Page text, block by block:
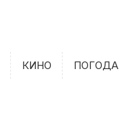
КИНО ПОГОДА